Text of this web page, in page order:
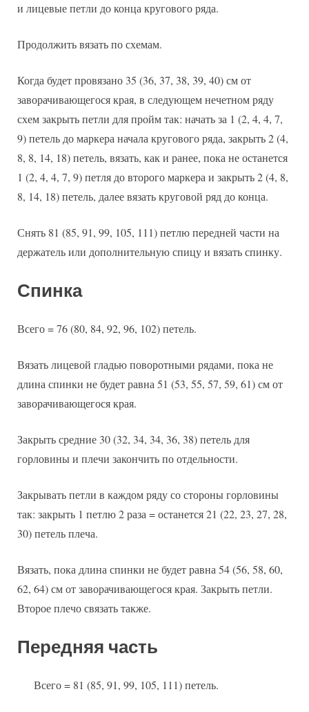
и лицевые петли до конца кругового ряда.
Продолжить вязать по схемам.
Когда будет провязано 35 (36, 37, 38, 39, 40) см от
заворачивающегося края, в следующем нечетном ряду
схем закрыть петли для пройм так: начать за 1 (2, 4, 4, 7,
9) петель до маркера начала кругового ряда, закрыть 2 (4,
8, 8, 14, 18) петель, вязать, как и ранее, пока не останется
1 (2, 4, 4, 7, 9) петля до второго маркера и закрыть 2 (4, 8,
8, 14, 18) петель, далее вязать круговой ряд до конца.
Снять 81 (85, 91, 99, 105, 111) петлю передней части на
держатель или дополнительную спицу и вязать спинку.
Спинка
Всего = 76 (80, 84, 92, 96, 102) петель.
Вязать лицевой гладью поворотными рядами, пока не
длина спинки не будет равна 51 (53, 55, 57, 59, 61) см от
заворачивающегося края.
Закрыть средние 30 (32, 34, 34, 36, 38) петель для
горловины и плечи закончить по отдельности.
Закрывать петли в каждом ряду со стороны горловины
так: закрыть 1 петлю 2 раза = останется 21 (22, 23, 27, 28,
30) петель плеча.
Вязать, пока длина спинки не будет равна 54 (56, 58, 60,
62, 64) см от заворачивающегося края. Закрыть петли.
Второе плечо связать также.
Передняя часть
Всего = 81 (85, 91, 99, 105, 111) петель.